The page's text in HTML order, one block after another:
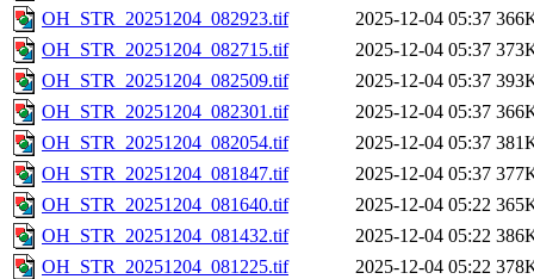
OH_STR_20251204_082923.tif
2025-12-04 05:37
OH_STR_20251204_082715.tif
2025-12-04 05:37
OH_STR_20251204_082509.tif
2025-12-04 05:37
OH_STR_20251204_082301.tif
2025-12-04 05:37
OH_STR_20251204_082054.tif
2025-12-04 05:37
OH_STR_20251204_081847.tif
2025-12-04 05:37
OH_STR_20251204_081640.tif
2025-12-04 05:22
OH_STR_20251204_081432.tif
2025-12-04 05:22
OH_STR_20251204_081225.tif
2025-12-04 05:22